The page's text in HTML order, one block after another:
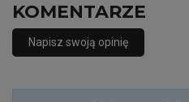
KOMENTARZE
Napisz swoją opinię